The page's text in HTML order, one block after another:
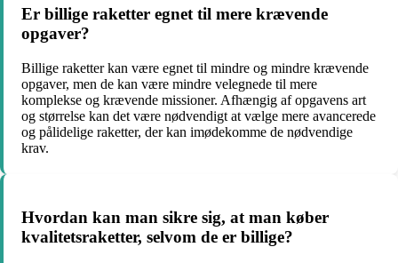
Er billige raketter egnet til mere krævende
opgaver?
Billige raketter kan være egnet til mindre og mindre krævende
opgaver, men de kan være mindre velegnede til mere
komplekse og krævende missioner. Afhængig af opgavens art
og størrelse kan det være nødvendigt at vælge mere avancerede
og pålidelige raketter, der kan imødekomme de nødvendige
krav.
Hvordan kan man sikre sig, at man køber
kvalitetsraketter, selvom de er billige?